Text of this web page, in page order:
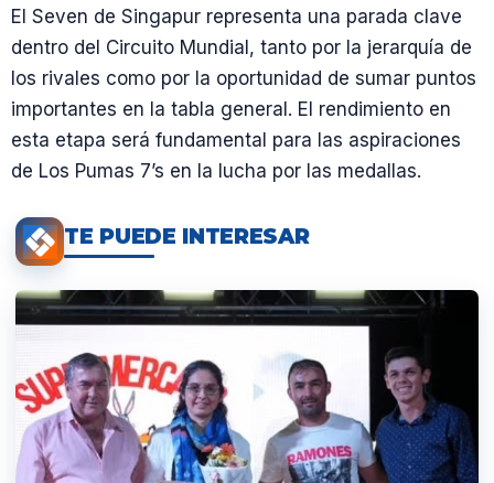
El Seven de Singapur representa una parada clave
dentro del Circuito Mundial, tanto por la jerarquía de
los rivales como por la oportunidad de sumar puntos
importantes en la tabla general. El rendimiento en
esta etapa será fundamental para las aspiraciones
de Los Pumas 7’s en la lucha por las medallas.
TE PUEDE INTERESAR